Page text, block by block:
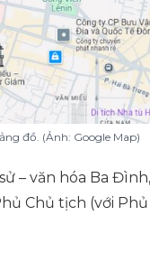
đồ. (Ảnh: Google Map)
– văn hóa Ba
Chủ tịch (với Phủ